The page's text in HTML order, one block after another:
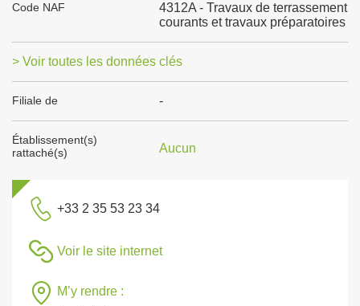
Code NAF
4312A - Travaux de terrassement
courants et travaux préparatoires
> Voir toutes les données clés
Filiale de -
Établissement(s)
rattaché(s)
Aucun
+33 2 35 53 23 34
Voir le site internet
M’y rendre :